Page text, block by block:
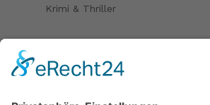
Krimi & Thriller
Folgen Sie uns auf